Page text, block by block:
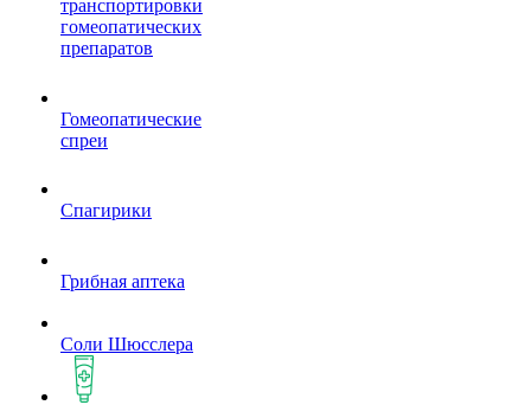
транспортировки
гомеопатических
препаратов
Гомеопатические
спреи
Спагирики
Грибная аптека
Соли Шюсслера